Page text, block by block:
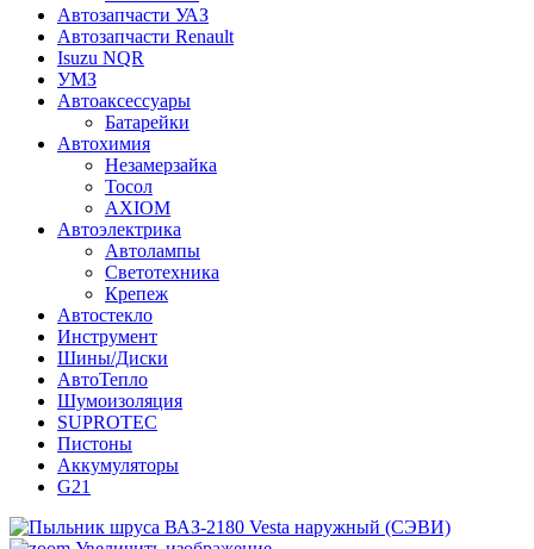
Автозапчасти УАЗ
Автозапчасти Renault
Isuzu NQR
УМЗ
Автоаксессуары
Батарейки
Автохимия
Незамерзайка
Тосол
AXIOM
Автоэлектрика
Автолампы
Светотехника
Крепеж
Автостекло
Инструмент
Шины/Диски
АвтоТепло
Шумоизоляция
SUPROTEC
Пистоны
Аккумуляторы
G21